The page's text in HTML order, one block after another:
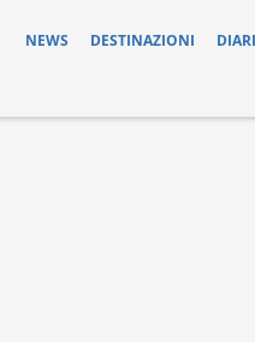
NEWS DESTINAZIONI